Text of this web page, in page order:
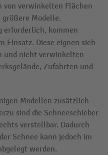
von verwinkelten Flächen
größere Modelle.
erforderlich, kommen
Einsatz. Diese eignen sich
und nicht verwinkelten
Zufahrten und
Modellen zusätzlich
sind die Schneeschieber
verstellbar. Dadurch
Schnee kann jedoch im
werden.